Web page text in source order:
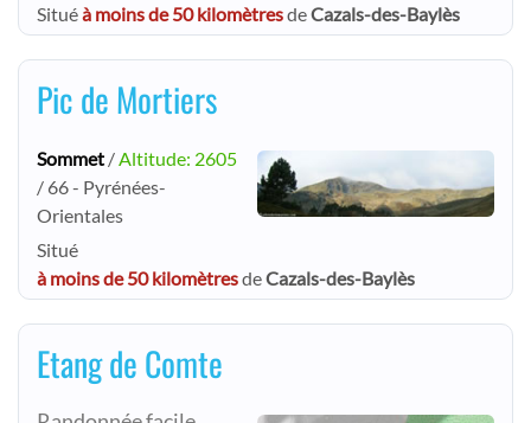
Situéà moins de 50 kilomètresdeCazals-des-Baylès
Pic de Mortiers
Sommet / Altitude: 2605
/ 66 - Pyrénées-
Orientales
Situé
à moins de 50 kilomètresdeCazals-des-Baylès
Etang de Comte